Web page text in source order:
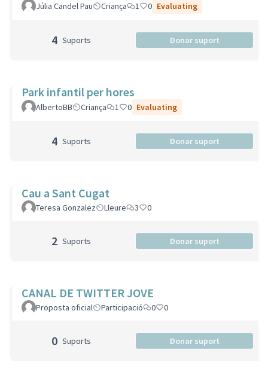
Júlia Candel Pau Criança 1 0 Evaluating
4 Suports Donar suport
Park infantil per hores
AlbertoBB Criança 1 0 Evaluating
4 Suports Donar suport
Cau a Sant Cugat
Teresa Gonzalez Lleure 3 0
2 Suports Donar suport
CANAL DE TWITTER JOVE
Proposta oficial Participació 0 0
0 Suports Donar suport